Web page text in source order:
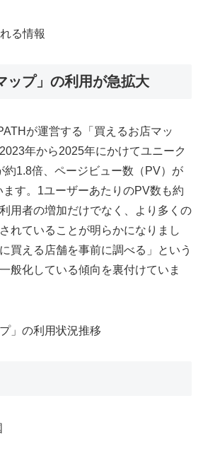
ップ」の利用が急拡大
が運営する「買えるお店マッ
年から2025年にかけてユニーク
約1.8倍、ページビュー数（PV）が
す。1ユーザーあたりのPV数も約
用者の増加だけでなく、より多くの
れていることが明らかになりまし
買える店舗を事前に調べる」という
般化している傾向を裏付けていま